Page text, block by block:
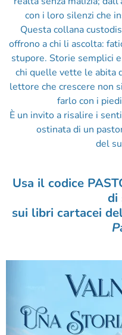
con i loro silenzi che
Questa collana
offrono a chi li ascolta:
stupore. Storie semplici
chi quelle vette le abita
lettore che crescere non
farlo con i
È un invito a risalire i
ostinata di un
del
Usa il codice
di
sui libri cartacei